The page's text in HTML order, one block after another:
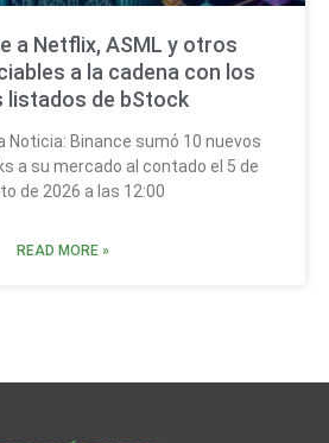
a Netflix, ASML y otros
a la cadena con los
listados de bStock
Noticia: Binance sumó 10 nuevos
a su mercado al contado el 5 de
de 2026 a las 12:00
READ MORE »